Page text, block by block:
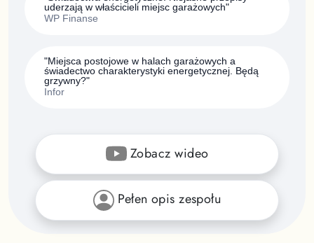
uderzają w właścicieli miejsc garażowych"
WP Finanse
"Miejsca postojowe w halach garażowych a
świadectwo charakterystyki energetycznej. Będą
grzywny?"
Infor
Zobacz wideo
Pełen opis zespołu